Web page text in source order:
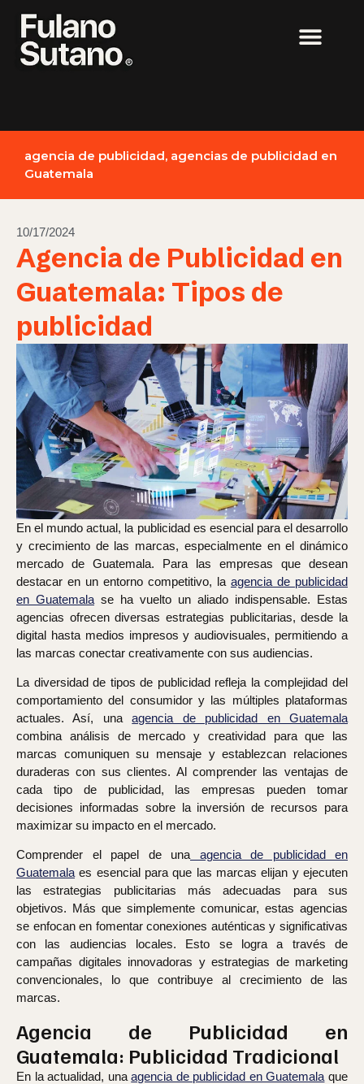
agencia de publicidad, agencias de publicidad en
Guatemala
10/17/2024
Agencia de Publicidad en
Guatemala: Tipos de
publicidad
En el mundo actual, la publicidad es esencial para el desarrollo
y crecimiento de las marcas, especialmente en el dinámico
mercado de Guatemala. Para las empresas que desean
destacar en un entorno competitivo, la agencia de publicidad
en Guatemala se ha vuelto un aliado indispensable. Estas
agencias ofrecen diversas estrategias publicitarias, desde la
digital hasta medios impresos y audiovisuales, permitiendo a
las marcas conectar creativamente con sus audiencias.
La diversidad de tipos de publicidad refleja la complejidad del
comportamiento del consumidor y las múltiples plataformas
actuales. Así, unaagencia de publicidad en Guatemala
combina análisis de mercado y creatividad para que las
marcas comuniquen su mensaje y establezcan relaciones
duraderas con sus clientes. Al comprender las ventajas de
cada tipo de publicidad, las empresas pueden tomar
decisiones informadas sobre la inversión de recursos para
maximizar su impacto en el mercado.
Comprender el papel de unaagencia de publicidad en
Guatemalaes esencial para que las marcas elijan y ejecuten
las estrategias publicitarias más adecuadas para sus
objetivos. Más que simplemente comunicar, estas agencias
se enfocan en fomentar conexiones auténticas y significativas
con las audiencias locales. Esto se logra a través de
campañas digitales innovadoras y estrategias de marketing
convencionales, lo que contribuye al crecimiento de las
marcas.
Agencia de Publicidad en
Guatemala: Publicidad Tradicional
En la actualidad, unaagencia de publicidad en Guatemala que